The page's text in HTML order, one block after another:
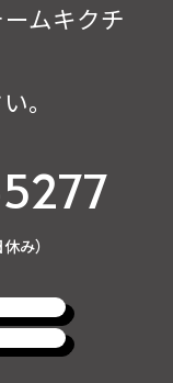
ムキクチ
。
み）